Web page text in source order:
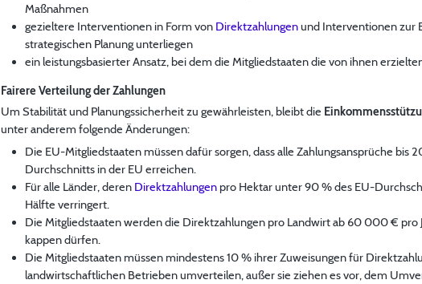
Maßnahmen
gezieltere Interventionen in Form von Direktzahlungenund Interventionen zur
strategischen Planung unterliegen
ein leistungsbasierter Ansatz, bei dem die Mitgliedstaaten die von ihnen
Fairere Verteilung der Zahlungen
Um Stabilität und Planungssicherheit zu gewährleisten, bleibt die
unter anderem folgende Änderungen:
Die EU-Mitgliedstaaten müssen dafür sorgen, dass alle Zahlungsansprüche
Durchschnitts in der EU erreichen.
Für alle Länder, deren Direktzahlungenpro Hektar unter 90 % des EU-
Hälfte verringert.
Die Mitgliedstaaten werden die Direktzahlungen pro Landwirt ab 60 000 €
kappen dürfen.
Die Mitgliedstaaten müssen mindestens 10 % ihrer Zuweisungen für
landwirtschaftlichen Betrieben umverteilen, außer sie ziehen es vor, dem